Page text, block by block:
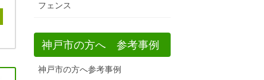
フェンス
神戸市の方へ 参考事例
神戸市の方へ参考事例